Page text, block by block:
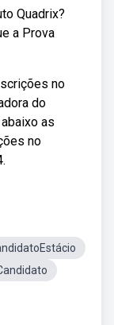
Quadrix?
a Prova
no
do
as
no